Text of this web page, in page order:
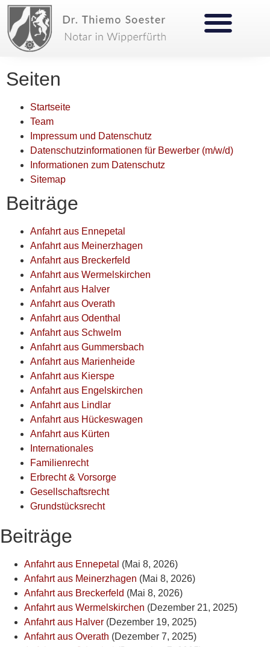
Seiten
Startseite
Team
Impressum und Datenschutz
Datenschutzinformationen für Bewerber (m/w/d)
Informationen zum Datenschutz
Sitemap
Beiträge
Anfahrt aus Ennepetal
Anfahrt aus Meinerzhagen
Anfahrt aus Breckerfeld
Anfahrt aus Wermelskirchen
Anfahrt aus Halver
Anfahrt aus Overath
Anfahrt aus Odenthal
Anfahrt aus Schwelm
Anfahrt aus Gummersbach
Anfahrt aus Marienheide
Anfahrt aus Kierspe
Anfahrt aus Engelskirchen
Anfahrt aus Lindlar
Anfahrt aus Hückeswagen
Anfahrt aus Kürten
Internationales
Familienrecht
Erbrecht & Vorsorge
Gesellschaftsrecht
Grundstücksrecht
Beiträge
Anfahrt aus Ennepetal (Mai 8, 2026)
Anfahrt aus Meinerzhagen (Mai 8, 2026)
Anfahrt aus Breckerfeld (Mai 8, 2026)
Anfahrt aus Wermelskirchen (Dezember 21, 2025)
Anfahrt aus Halver (Dezember 19, 2025)
Anfahrt aus Overath (Dezember 7, 2025)